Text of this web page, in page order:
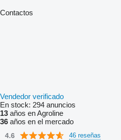
Contactos
Vendedor verificado
En stock: 294 anuncios
13 años en Agroline
36 años en el mercado
4.6 46 reseñas